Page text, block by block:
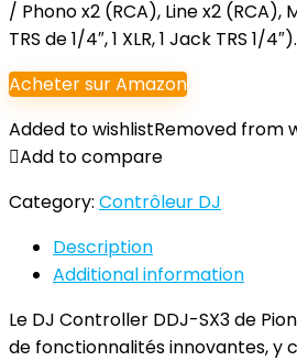
/ Phono x2 (RCA), Line x2 (RCA),
TRS de 1/4″, 1 XLR, 1 Jack TRS 1/4″).
Acheter sur Amazon
Added to wishlistRemoved from
Add to compare
Category: Contrôleur DJ
Description
Additional information
Le DJ Controller DDJ-SX3 de
de fonctionnalités innovantes, y